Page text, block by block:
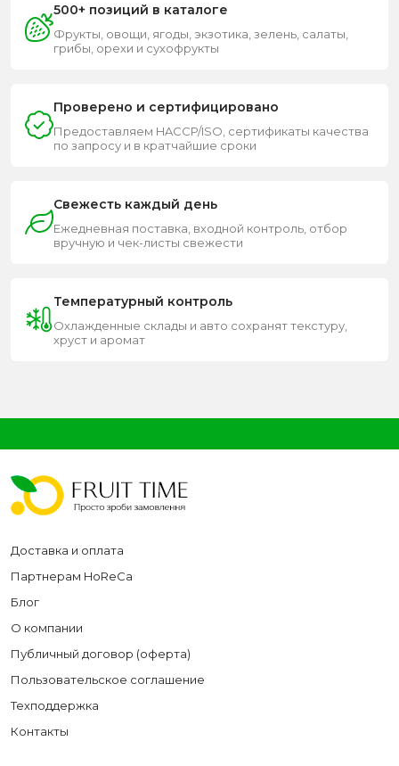
500+ позиций в каталоге
Фрукты, овощи, ягоды, экзотика, зелень, салаты,
грибы, орехи и сухофрукты
Проверено и сертифицировано
Предоставляем HACCP/ISO, сертификаты качества
по запросу и в кратчайшие сроки
Свежесть каждый день
Ежедневная поставка, входной контроль, отбор
вручную и чек-листы свежести
Температурный контроль
Охлажденные склады и авто сохранят текстуру,
хруст и аромат
Доставка и оплата
Партнерам HoReCa
Блог
О компании
Публичный договор (оферта)
Пользовательское соглашение
Техподдержка
Контакты